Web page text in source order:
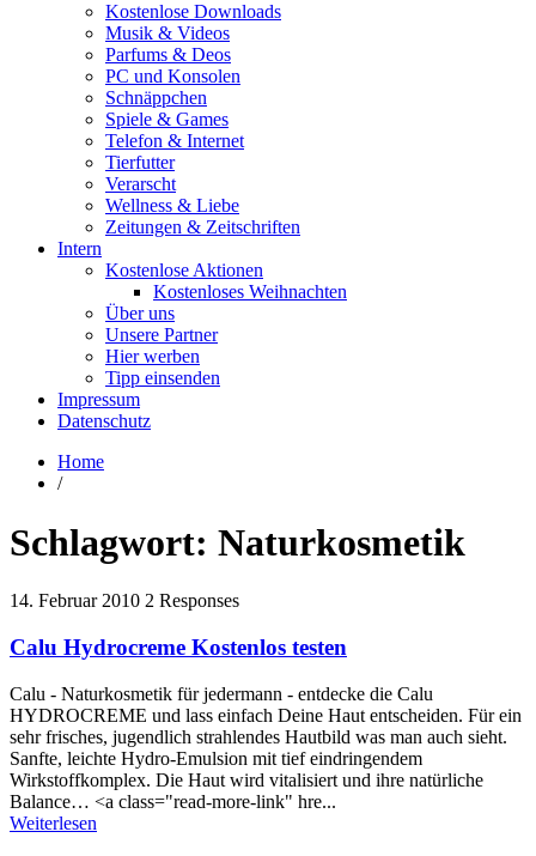
Kostenlose Downloads
Musik & Videos
Parfums & Deos
PC und Konsolen
Schnäppchen
Spiele & Games
Telefon & Internet
Tierfutter
Verarscht
Wellness & Liebe
Zeitungen & Zeitschriften
Intern
Kostenlose Aktionen
Kostenloses Weihnachten
Über uns
Unsere Partner
Hier werben
Tipp einsenden
Impressum
Datenschutz
Home
/
Schlagwort: Naturkosmetik
14. Februar 2010 2 Responses
Calu Hydrocreme Kostenlos testen
Calu - Naturkosmetik für jedermann - entdecke die Calu
HYDROCREME und lass einfach Deine Haut entscheiden. Für ein
sehr frisches, jugendlich strahlendes Hautbild was man auch sieht.
Sanfte, leichte Hydro-Emulsion mit tief eindringendem
Wirkstoffkomplex. Die Haut wird vitalisiert und ihre natürliche
Balance… <a class="read-more-link" hre...
Weiterlesen